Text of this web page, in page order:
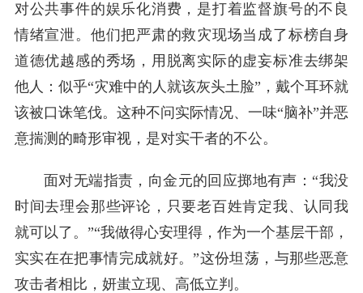
对公共事件的娱乐化消费，是打着监督旗号的不良
情绪宣泄。他们把严肃的救灾现场当成了标榜自身
道德优越感的秀场，用脱离实际的虚妄标准去绑架
他人：似乎“灾难中的人就该灰头土脸”，戴个耳环就
该被口诛笔伐。这种不问实际情况、一味“脑补”并恶
意揣测的畸形审视，是对实干者的不公。
面对无端指责，向金元的回应掷地有声：“我没
时间去理会那些评论，只要老百姓肯定我、认同我
就可以了。”“我做得心安理得，作为一个基层干部，
实实在在把事情完成就好。”这份坦荡，与那些恶意
攻击者相比，妍蚩立现、高低立判。